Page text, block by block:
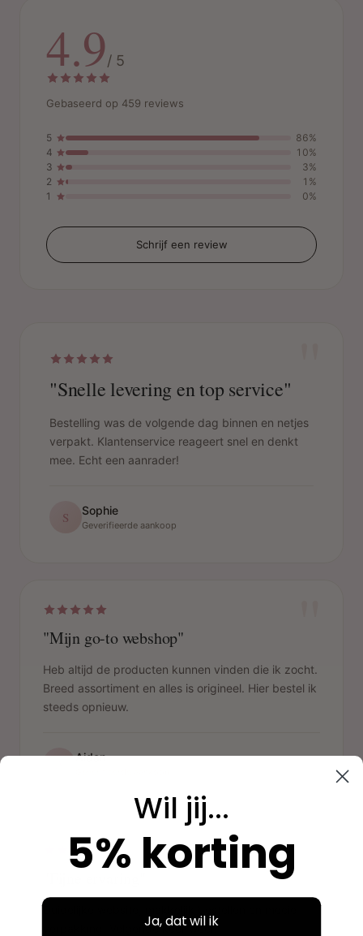
4.9/ 5
Gebaseerd op 459 reviews
5
86%
4
10%
3
3%
2
1%
1
0%
Schrijf een review
"Snelle levering en top service"
Bestelling was de volgende dag binnen en netjes
verpakt. Klantenservice reageert snel en denkt
mee. Echt een aanrader!
S Sophie
Geverifieerde aankoop
"Mijn go-to webshop"
Heb altijd de producten kunnen vinden die ik zocht.
Breed assortiment en alles is origineel. Hier bestel ik
steeds opnieuw.
Aidan
verpakking. Volgende keer weer.
Wil jij...
5% korting
Ja, dat wil ik